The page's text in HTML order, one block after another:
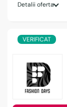
Detalii oferta
VERIFICAT